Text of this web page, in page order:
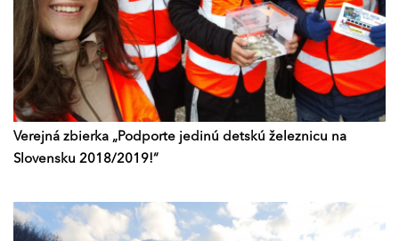
Verejná zbierka „Podporte jedinú detskú železnicu na
Slovensku 2018/2019!“